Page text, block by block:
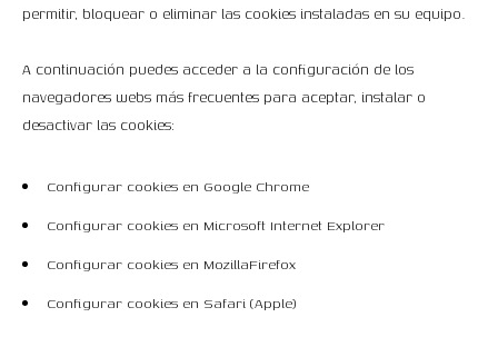
permitir, bloquear o eliminar las cookies instaladas en su equipo.
A continuación puedes acceder a la configuración de los
navegadores webs más frecuentes para aceptar, instalar o
desactivar las cookies:
Configurar cookies en Google Chrome
Configurar cookies en Microsoft Internet Explorer
Configurar cookies en MozillaFirefox
Configurar cookies en Safari (Apple)